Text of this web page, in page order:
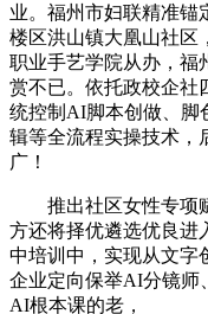
业。福州市妇联精准锚
楼区洪山镇大凰山社区
职业手艺学院从办，福
赏不已。依托政校企社
统控制AI脚本创做、脚
辑等全流程实操技术，
广！
推出社区女性专项赋
方还将择优遴选优良进
中培训中，实现从文字
企业定向保举AI分镜师
AI根本课的老，